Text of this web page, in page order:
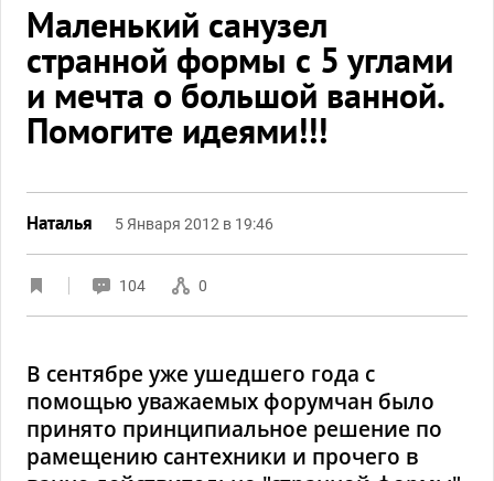
Маленький санузел
странной формы с 5 углами
и мечта о большой ванной.
Помогите идеями!!!
Наталья 5 Января 2012 в 19:46
104 0
В сентябре уже ушедшего года с
помощью уважаемых форумчан было
принято принципиальное решение по
рамещению сантехники и прочего в